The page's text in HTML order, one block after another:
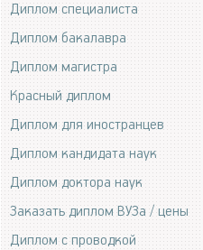
Диплом специалиста
Диплом бакалавра
Диплом магистра
Красный диплом
Диплом для иностранцев
Диплом кандидата наук
Диплом доктора наук
Заказать диплом ВУЗа / цены
Диплом с проводкой